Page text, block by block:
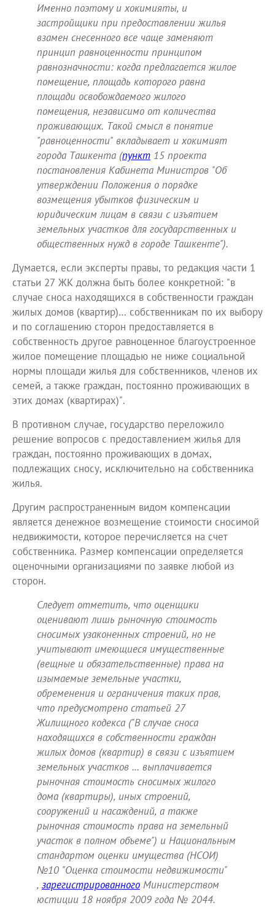
Именно поэтому и хокимияты, и
застройщики при предоставлении жилья
взамен снесенного все чаще заменяют
принцип равноценности принципом
равнозначности: когда предлагается жилое
помещение, площадь которого равна
площади освобождаемого жилого
помещения, независимо от количества
проживающих. Такой смысл в понятие
"равноценности" вкладывает и хокимият
города Ташкента (пункт 15 проекта
постановления Кабинета Министров "Об
утверждении Положения о порядке
возмещения убытков физическим и
юридическим лицам в связи с изъятием
земельных участков для государственных и
общественных нужд в городе Ташкенте").
Думается, если эксперты правы, то редакция части 1
статьи 27 ЖК должна быть более конкретной: "в
случае сноса находящихся в собственности граждан
жилых домов (квартир)… собственникам по их выбору
и по соглашению сторон предоставляется в
собственность другое равноценное благоустроенное
жилое помещение площадью не ниже социальной
нормы площади жилья для собственников, членов их
семей, а также граждан, постоянно проживающих в
этих домах (квартирах)".
В противном случае, государство переложило
решение вопросов с предоставлением жилья для
граждан, постоянно проживающих в домах,
подлежащих сносу, исключительно на собственника
жилья.
Другим распространенным видом компенсации
является денежное возмещение стоимости сносимой
недвижимости, которое перечисляется на счет
собственника. Размер компенсации определяется
оценочными организациями по заявке любой из
сторон.
Следует отметить, что оценщики
оценивают лишь рыночную стоимость
сносимых узаконенных строений, но не
учитывают имеющиеся имущественные
(вещные и обязательственные) права на
изымаемые земельные участки,
обременения и ограничения таких прав,
что предусмотрено статьей 27
Жилищного кодекса ("В случае сноса
находящихся в собственности граждан
жилых домов (квартир) в связи с изъятием
земельных участков ... выплачивается
рыночная стоимость сносимых жилого
дома (квартиры), иных строений,
сооружений и насаждений, а также
рыночная стоимость права на земельный
участок в полном объеме") и Национальным
стандартом оценки имущества (НСОИ)
№10 "Оценка стоимости недвижимости"
, зарегистрированного Министерством
юстиции 18 ноября 2009 года № 2044.